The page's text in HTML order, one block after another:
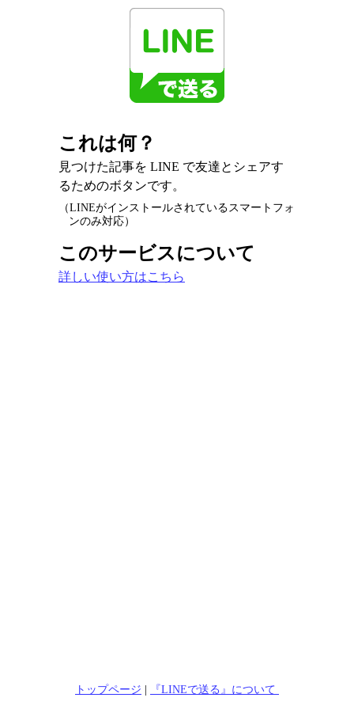
これは何？
見つけた記事を LINE で友達とシェアす
るためのボタンです。
（LINEがインストールされているスマートフォ
ンのみ対応）
このサービスについて
詳しい使い方はこちら
トップページ | 『LINEで送る』について